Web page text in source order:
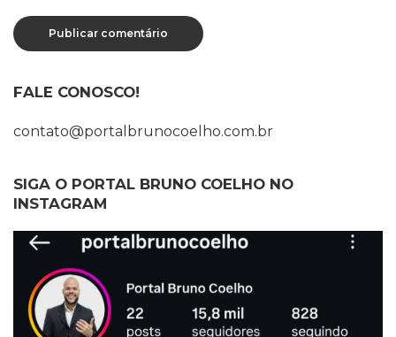
FALE CONOSCO!
contato@portalbrunocoelho.com.br
SIGA O PORTAL BRUNO COELHO NO
INSTAGRAM